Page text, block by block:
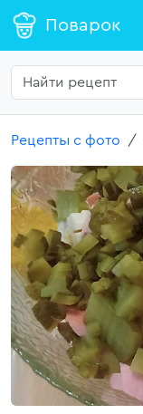
Поварок
Рецепты с фото